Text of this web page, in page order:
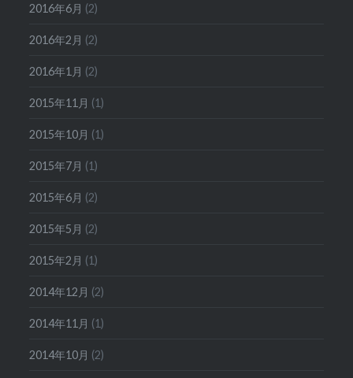
2016年6月 (2)
2016年2月 (2)
2016年1月 (2)
2015年11月 (1)
2015年10月 (1)
2015年7月 (1)
2015年6月 (2)
2015年5月 (2)
2015年2月 (1)
2014年12月 (2)
2014年11月 (1)
2014年10月 (2)